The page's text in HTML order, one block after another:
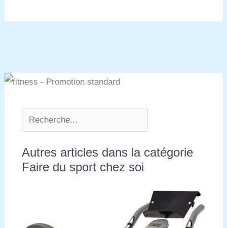
Autres articles dans la catégorie
Faire du sport chez soi